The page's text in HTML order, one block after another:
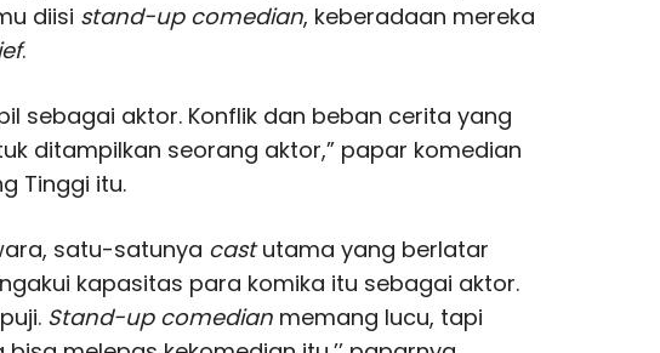
diisi stand-up comedian, keberadaan mereka
.
sebagai aktor. Konflik dan beban cerita yang
ditampilkan seorang aktor,” papar komedian
Tinggi itu.
satu-satunya castutama yang berlatar
kapasitas para komika itu sebagai aktor.
Stand-up comedian memang lucu, tapi